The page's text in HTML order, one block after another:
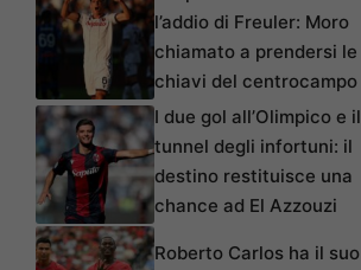
l’addio di Freuler: Moro
chiamato a prendersi le
chiavi del centrocampo
I due gol all’Olimpico e il
tunnel degli infortuni: il
destino restituisce una
chance ad El Azzouzi
Roberto Carlos ha il suo